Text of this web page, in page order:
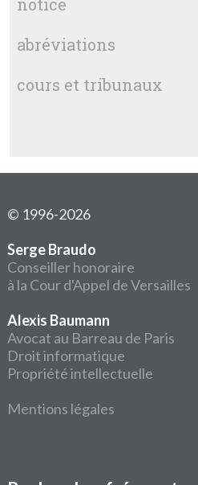
abréviations
cours et tribunaux
© 1996-2026
Serge Braudo
Conseiller honoraire
à la Cour d'Appel de Versailles
Alexis Baumann
Avocat au Barreau de Paris
Droit informatique
Propriété intellectuelle
Mentions légales